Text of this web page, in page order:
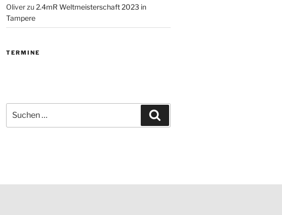
Oliverzu 2.4mR Weltmeisterschaft 2023 in
Tampere
TERMINE
nach: